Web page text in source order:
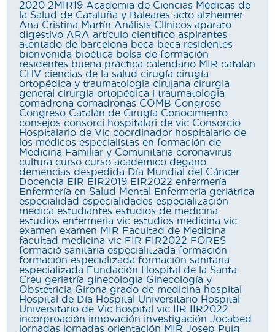
2020 2MIR19 Academia de Ciencias Médicas de
la Salud de Cataluña y Baleares acto alzheimer
Ana Cristina Martín Análisis Clínicos aparato
digestivo ARA artículo científico aspirantes
atentado de barcelona beca beca residentes
bienvenida bioética bolsa de formación
residentes buena práctica calendario MIR catalán
CHV ciencias de la salud cirugía cirugía
ortopédica y traumatologia cirujana cirurgia
general
cirurgia ortopédica i traumatologia
comadrona comadronas COMB Congreso
Congreso Catalán de Cirugía Conocimiento
consejos consorci hospitalari de vic Consorcio
Hospitalario de Vic coordinador hospitalario de
los médicos especialistas en formación de
Medicina Familiar y Comunitaria coronavirus
cultura curso curso académico degano
demencias despedida Día Mundial del Cáncer
Docencia EIR EIR2019 EIR2022 enfermería
Enfermería en Salud Mental
Enfermeria geriátrica
especialidad especialidades especialización
medica estudiantes estudios de medicina
estudios enfermeria vic estudios medicina vic
examen examen MIR Facultad de Medicina
facultad medicina vic FIR FIR2022 FORES
formació sanitària especialitzada formación
formación especializada formación sanitaria
especializada Fundación Hospital de la Santa
Creu geriatría ginecología Ginecología y
Obstetricia Girona grado de medicina hospital
Hospital de Día Hospital Universitario Hospital
Universitario de Vic hospital vic IIR
IIR2022
incorproación innovación investigación Jocabed
jornadas jornadas orientación MIR Josep Puig